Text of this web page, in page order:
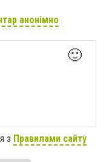
анонімно
🙂
з Правилами сайту